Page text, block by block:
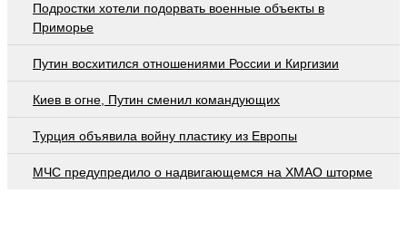
Подростки хотели подорвать военные объекты в
Приморье
Путин восхитился отношениями России и Киргизии
Киев в огне, Путин сменил командующих
Турция объявила войну пластику из Европы
МЧС предупредило о надвигающемся на ХМАО шторме